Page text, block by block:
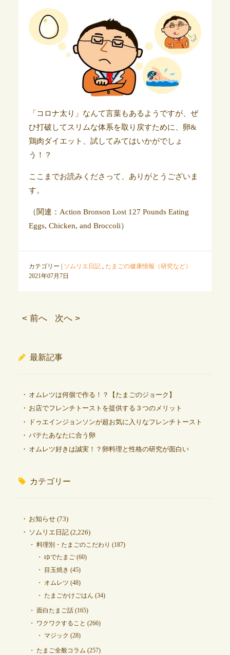
「コロナ太り」なんて言葉もあるようですが、ぜ
ひ打破してスリムな体系を取り戻すために、卵&
鶏肉ダイエット、試してみてはいかがでしょ
う！？
ここまでお読みくださって、ありがとうございま
す。
（関連：Action Bronson Lost 127 Pounds Eating
Eggs, Chicken, and Broccoli）
カテゴリー | ソムリエ日記, たまごの健康情報（研究など）
2021年07月7日
< 前へ 次へ >
最新記事
オムレツは何個で作る！？【たまごのジョーク】
お店でフレンチトーストを提供する３つのメリット
ドゥエインジョンソンが超お気に入りなフレンチトースト
バテたあなたに合う卵
オムレツ好きは誠実！？卵料理と性格の研究が面白い
カテゴリー
お知らせ(73)
ソムリエ日記(2,226)
料理別・たまごのこだわり (187)
ゆでたまご(60)
目玉焼き (45)
オムレツ (48)
たまごかけごはん (34)
面白たまご話(165)
ワクワクすること (266)
マジック (28)
たまご全般コラム (257)